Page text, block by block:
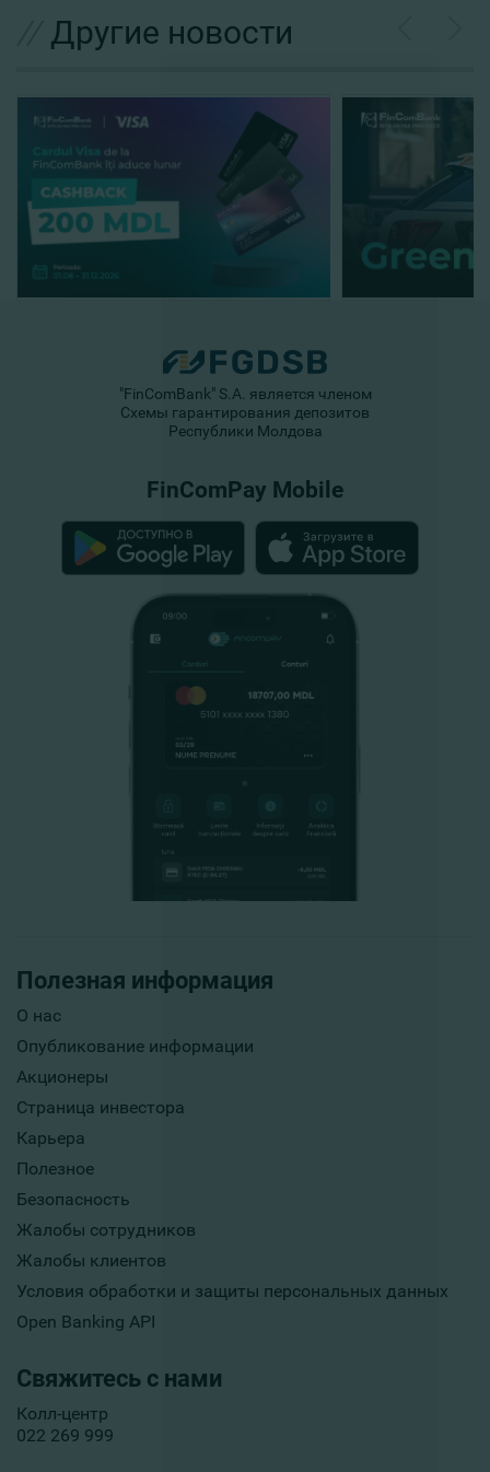
Другие новости
Полезная информация
О нас
Опубликование информации
Акционеры
Страница инвестора
Карьера
Полезное
Безопасность
Жалобы сотрудников
Жалобы клиентов
Условия обработки и защиты персональных данных
Open Banking API
Свяжитесь с нами
Колл-центр
022 269 999
"FinComBank" S.A. является членом
Схемы гарантирования депозитов
Республики Молдова
FinComPay Mobile